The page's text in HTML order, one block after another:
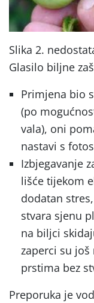
Slika 2.
Glasilo biljne
Primjena bio
(po
vala), oni
nastavi s
Izbjegavanje
lišće tijekom
dodatan
stvara sjenu
na biljci
zaperci su
prstima bez
Preporuka je